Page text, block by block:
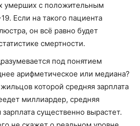
умерших с положительным
Если на такого пациента
он всё равно будет
смертности.
под понятием
арифметическое или медиана?
которой средняя зарплата
миллиардер, средняя
существенно вырастет.